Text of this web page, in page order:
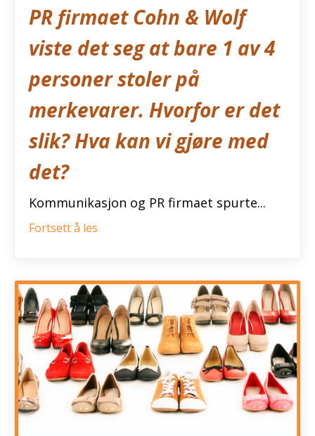
PR firmaet Cohn & Wolf
viste det seg at bare 1 av 4
personer stoler på
merkevarer. Hvorfor er det
slik? Hva kan vi gjøre med
det?
Kommunikasjon og PR firmaet spurte...
Fortsett å les